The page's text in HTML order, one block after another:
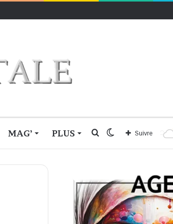
MAG’ PLUS Suivre
Switch
Rechercher